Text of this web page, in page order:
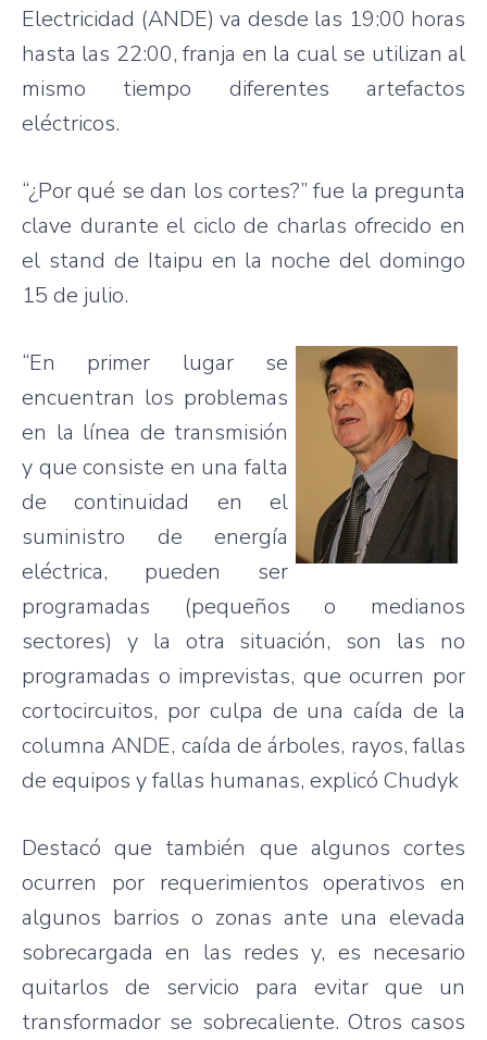
Electricidad (ANDE) va desde las 19:00 horas
hasta las 22:00,franja en la cualse utilizan al
mismo
tiempo diferentes
artefactos
eléctricos.
“¿Por qué se dan los cortes?” fue la pregunta
clave durante el ciclo de charlas ofrecido en
el stand de Itaipu en la noche del domingo
15 de julio.
“En primer lugar se
encuentran los problemas
en la línea de transmisión
y que consiste en una falta
de continuidad en el
suministro de energía
eléctrica, pueden ser
programadas (pequeños o medianos
sectores) y la otra situación, son las no
programadas o imprevistas, que ocurren por
cortocircuitos, por culpa de una caída de la
columna ANDE, caída de árboles, rayos, fallas
de equipos y fallas humanas, explicó Chudyk
Destacó que también que algunos cortes
ocurren por requerimientos operativos en
algunos barrios o zonas ante una elevada
sobrecargada en las redes y, es necesario
quitarlos de servicio para evitar que un
transformador se sobrecaliente. Otros casos